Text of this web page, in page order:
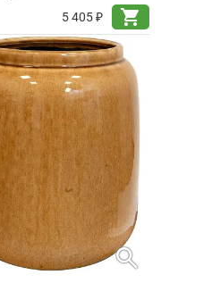
5 405 ₽
shopping_cart
search